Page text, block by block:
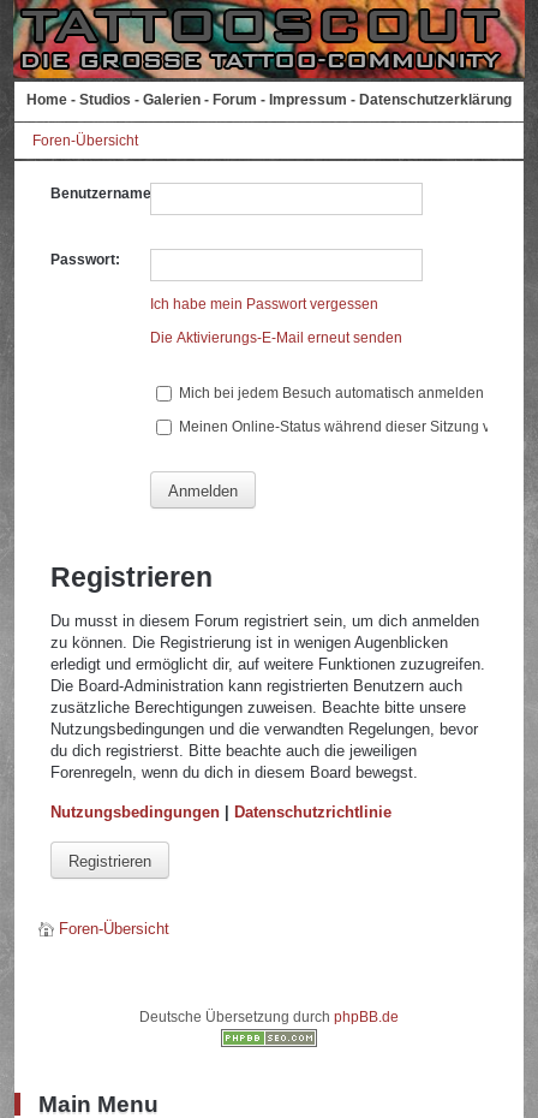
Home - Studios - Galerien - Forum - Impressum - Datenschutzerklärung
Foren-Übersicht
Benutzername:
Passwort:
Ich habe mein Passwort vergessen
Die Aktivierungs-E-Mail erneut senden
Mich bei jedem Besuch automatisch anmelden
Meinen Online-Status während dieser Sitzung
Registrieren
Du musst in diesem Forum registriert sein, um dich anmelden
zu können. Die Registrierung ist in wenigen Augenblicken
erledigt und ermöglicht dir, auf weitere Funktionen zuzugreifen.
Die Board-Administration kann registrierten Benutzern auch
zusätzliche Berechtigungen zuweisen. Beachte bitte unsere
Nutzungsbedingungen und die verwandten Regelungen, bevor
du dich registrierst. Bitte beachte auch die jeweiligen
Forenregeln, wenn du dich in diesem Board bewegst.
Nutzungsbedingungen |Datenschutzrichtlinie
Registrieren
Foren-Übersicht
Deutsche Übersetzung durch phpBB.de
Main Menu